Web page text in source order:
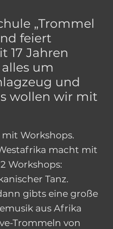
„Trommel
feiert
17 Jahren
um
und
wollen wir mit
mit Workshops.
macht mit
Workshops:
Tanz.
gibts eine große
aus Afrika
Trommeln von